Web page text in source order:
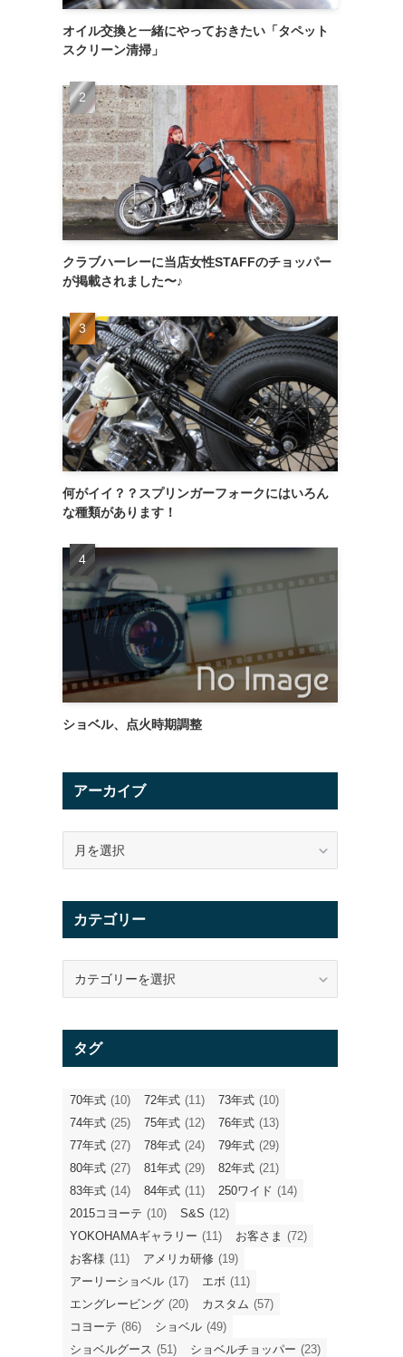
オイル交換と一緒にやっておきたい「タペット
スクリーン清掃」
クラブハーレーに当店女性STAFFのチョッパー
が掲載されました〜♪
何がイイ？？スプリンガーフォークにはいろん
な種類があります！
ショベル、点火時期調整
アーカイブ
イ
カテゴリー
リ
タグ
70年式 (10) 72年式 (11) 73年式 (10)
74年式 (25) 75年式 (12) 76年式 (13)
77年式 (27) 78年式 (24) 79年式 (29)
80年式 (27) 81年式 (29) 82年式 (21)
83年式 (14) 84年式 (11) 250ワイド (14)
2015コヨーテ (10) S&S (12)
YOKOHAMAギャラリー (11) お客さま (72)
お客様 (11) アメリカ研修 (19)
アーリーショベル (17) エボ (11)
エングレービング (20) カスタム (57)
コヨーテ (86) ショベル (49)
ショベルグース (51) ショベルチョッパー (23)